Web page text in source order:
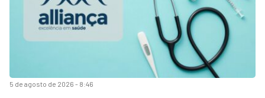
5 de agosto de 2026 - 8:46